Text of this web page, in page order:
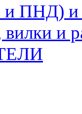
ПНД) и
вилки и